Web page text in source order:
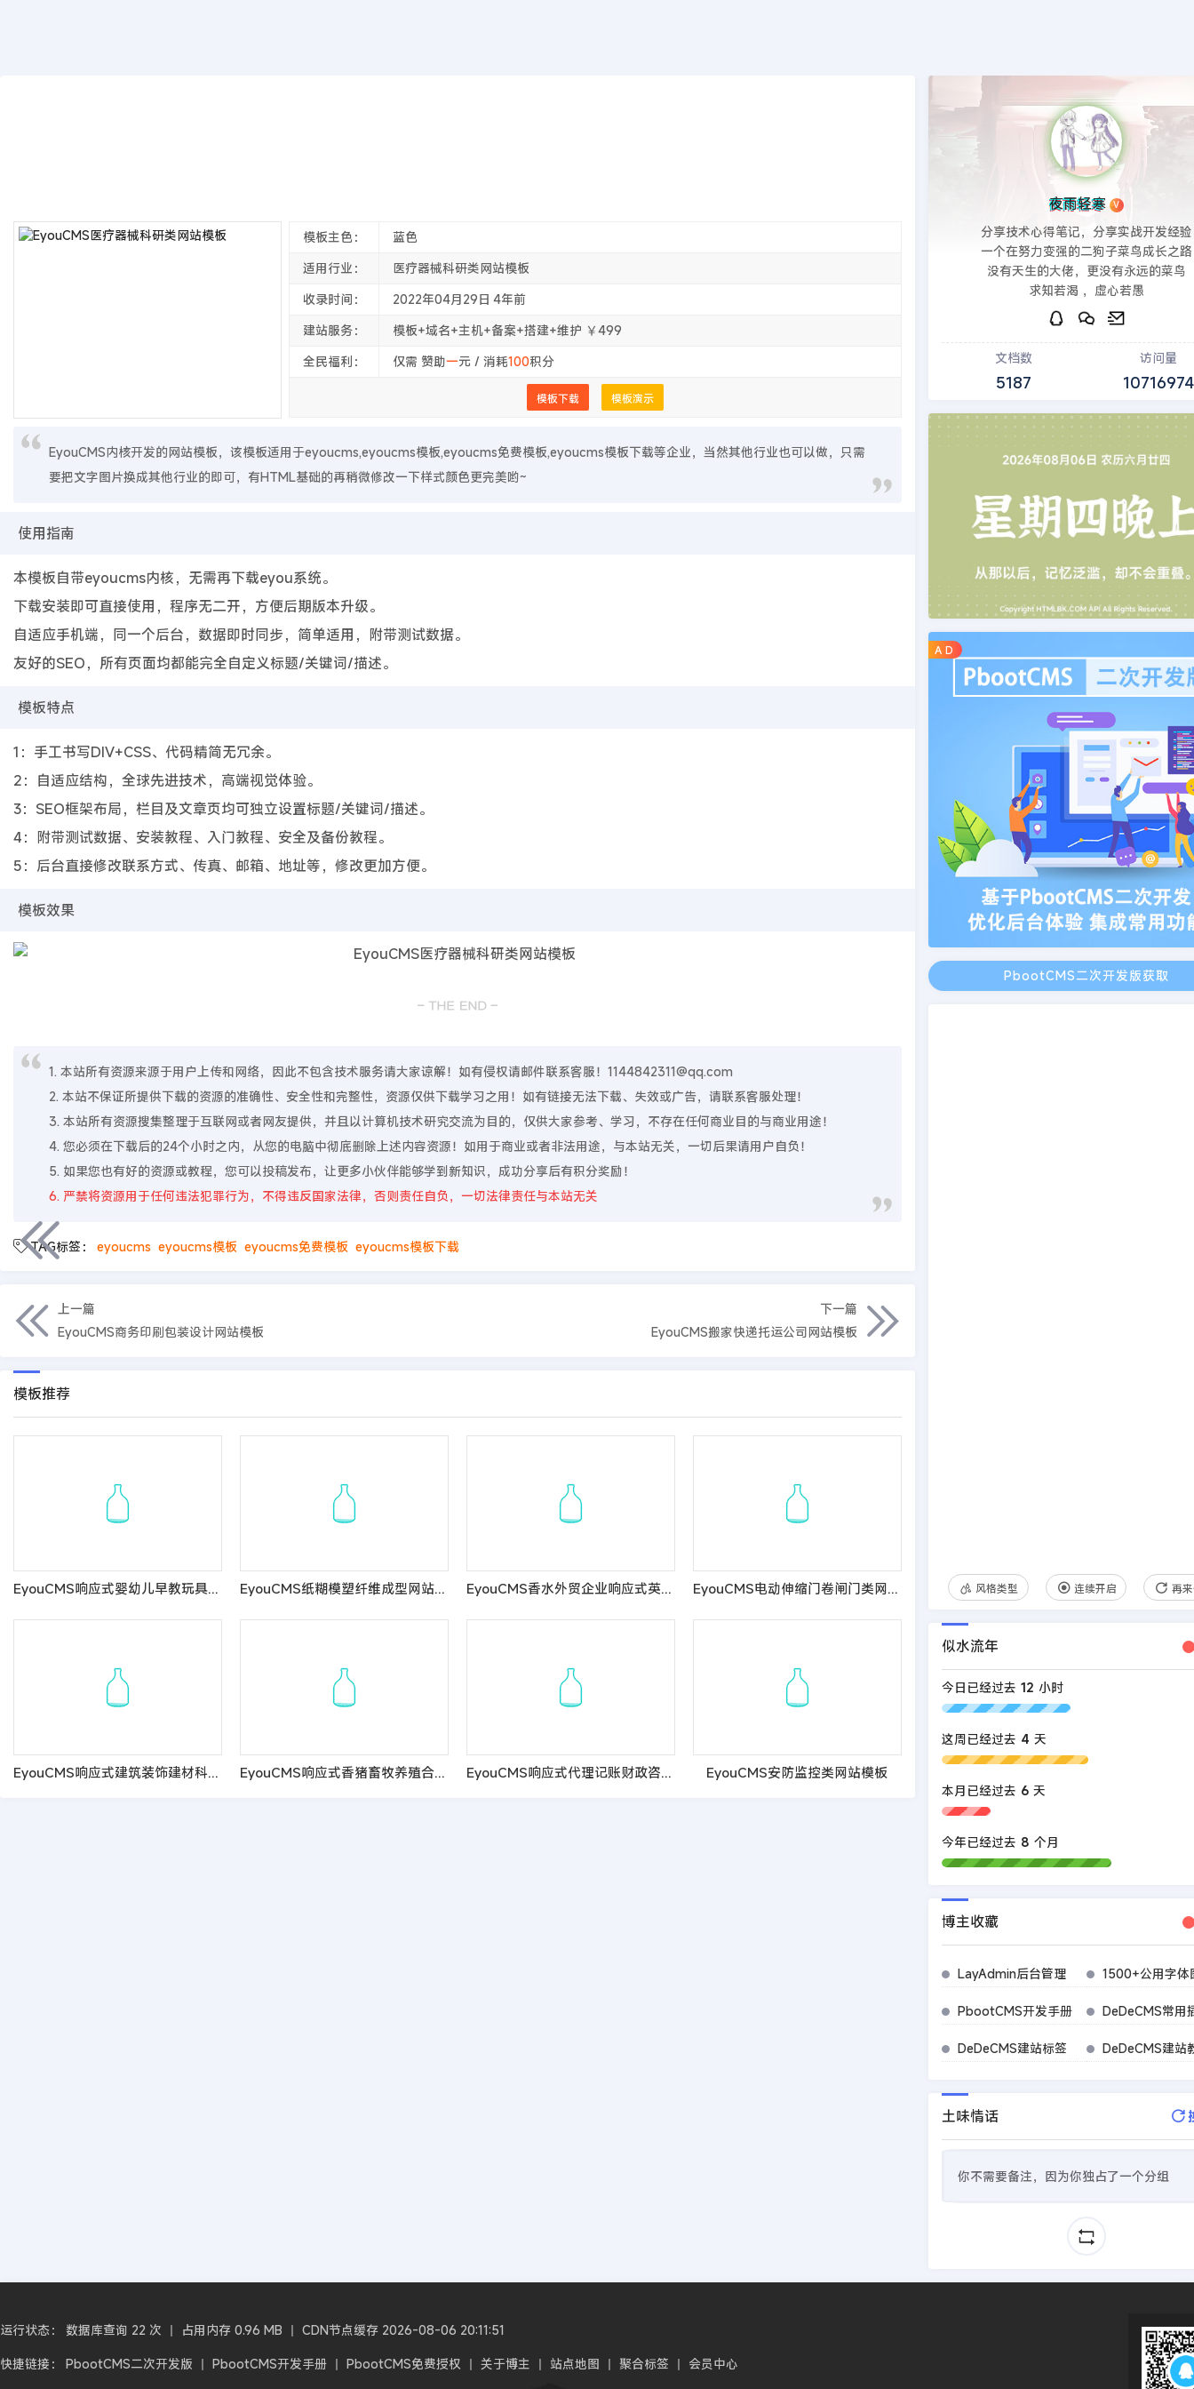
模板主色：
蓝色
适用行业：
医疗器械科研类网站模板
收录时间：
2022年04月29日 4年前
建站服务：
模板+域名+主机+备案+搭建+维护 ￥499
全民福利：
仅需 赞助一元 / 消耗100积分
模板下载 模板演示
EyouCMS内核开发的网站模板，该模板适用于eyoucms,eyoucms模板,eyoucms免费模板,eyoucms模板下载等企业，当然其他行业也可以做，只需
要把文字图片换成其他行业的即可，有HTML基础的再稍微修改一下样式颜色更完美哟~
使用指南
本模板自带eyoucms内核，无需再下载eyou系统。
下载安装即可直接使用，程序无二开，方便后期版本升级。
自适应手机端，同一个后台，数据即时同步，简单适用，附带测试数据。
友好的SEO，所有页面均都能完全自定义标题/关键词/描述。
模板特点
1：手工书写DIV+CSS、代码精简无冗余。
2：自适应结构，全球先进技术，高端视觉体验。
3：SEO框架布局，栏目及文章页均可独立设置标题/关键词/描述。
4：附带测试数据、安装教程、入门教程、安全及备份教程。
5：后台直接修改联系方式、传真、邮箱、地址等，修改更加方便。
模板效果
1. 本站所有资源来源于用户上传和网络，因此不包含技术服务请大家谅解！如有侵权请邮件联系客服！1144842311@qq.com
2. 本站不保证所提供下载的资源的准确性、安全性和完整性，资源仅供下载学习之用！如有链接无法下载、失效或广告，请联系客服处理！
3. 本站所有资源搜集整理于互联网或者网友提供，并且以计算机技术研究交流为目的，仅供大家参考、学习，不存在任何商业目的与商业用途！
4. 您必须在下载后的24个小时之内，从您的电脑中彻底删除上述内容资源！如用于商业或者非法用途，与本站无关，一切后果请用户自负！
5. 如果您也有好的资源或教程，您可以投稿发布，让更多小伙伴能够学到新知识，成功分享后有积分奖励！
6. 严禁将资源用于任何违法犯罪行为，不得违反国家法律，否则责任自负，一切法律责任与本站无关
TAG标签： eyoucms eyoucms模板 eyoucms免费模板 eyoucms模板下载
上一篇
EyouCMS商务印刷包装设计网站模板
下一篇
EyouCMS搬家快递托运公司网站模板
模板推荐
EyouCMS响应式婴幼儿早教玩具网站模板 EyouCMS纸糊模塑纤维成型网站模板 EyouCMS香水外贸企业响应式英文网站模板 EyouCMS电动伸缩门卷闸门类网站模板
EyouCMS响应式建筑装饰建材科技网站模板 EyouCMS响应式香猪畜牧养殖合作社网站模板 EyouCMS响应式代理记账财政咨询服务网站模板 EyouCMS安防监控类网站模板
夜雨轻寒 V
分享技术心得笔记，分享实战开发经验
一个在努力变强的二狗子菜鸟成长之路
没有天生的大佬，更没有永远的菜鸟
求知若渴 ，虚心若愚
文档数
5187
访问量
10716974
A D
PbootCMS二次开发版获取
风格类型 连续开启 再
似水流年
今日已经过去 12 小时
这周已经过去 4 天
本月已经过去 6 天
今年已经过去 8 个月
博主收藏
LayAdmin后台管理 1500+公用字体
PbootCMS开发手册 DeDeCMS常用
DeDeCMS建站标签 DeDeCMS建站
土味情话
你不需要备注，因为你独占了一个分组
运行状态： 数据库查询 22 次 丨 占用内存 0.96 MB 丨 CDN节点缓存 2026-08-06 20:11:51
快捷链接： PbootCMS二次开发版 丨 PbootCMS开发手册 丨 PbootCMS免费授权 丨 关于博主 丨 站点地图 丨 聚合标签 丨 会员中心